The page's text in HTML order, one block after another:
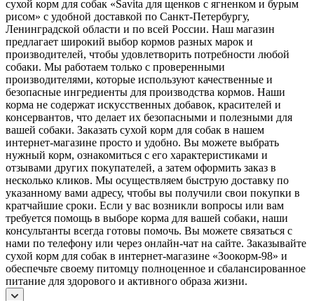
сухой корм для собак «Savita для щенков с ягненком и бурым
рисом» с удобной доставкой по Санкт-Петербургу,
Ленинградской области и по всей России. Наш магазин
предлагает широкий выбор кормов разных марок и
производителей, чтобы удовлетворить потребности любой
собаки. Мы работаем только с проверенными
производителями, которые используют качественные и
безопасные ингредиенты для производства кормов. Наши
корма не содержат искусственных добавок, красителей и
консервантов, что делает их безопасными и полезными для
вашей собаки. Заказать сухой корм для собак в нашем
интернет-магазине просто и удобно. Вы можете выбрать
нужный корм, ознакомиться с его характеристиками и
отзывами других покупателей, а затем оформить заказ в
несколько кликов. Мы осуществляем быструю доставку по
указанному вами адресу, чтобы вы получили свои покупки в
кратчайшие сроки. Если у вас возникли вопросы или вам
требуется помощь в выборе корма для вашей собаки, наши
консультанты всегда готовы помочь. Вы можете связаться с
нами по телефону или через онлайн-чат на сайте. Заказывайте
сухой корм для собак в интернет-магазине «Зоокорм-98» и
обеспечьте своему питомцу полноценное и сбалансированное
питание для здорового и активного образа жизни.